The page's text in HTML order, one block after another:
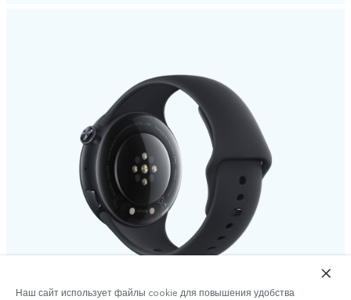
Наш сайт использует файлы cookie для повышения удобства